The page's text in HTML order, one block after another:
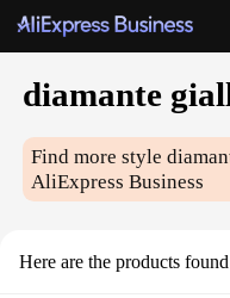
diamante
Find more style
AliExpress Business
Here are the products